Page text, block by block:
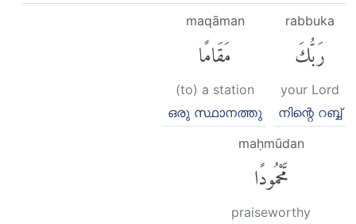
rabbuka
رَبُّكَ
your Lord
നിന്റെ റബ്ബ്‌
maqāman
مَقَامًا
(to) a station
ഒരു സ്ഥാനത്തു
maḥmūdan
مَّحْمُودًا
praiseworthy